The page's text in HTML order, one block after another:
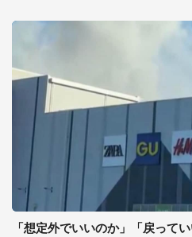
「想定外でいいのか」「戻って